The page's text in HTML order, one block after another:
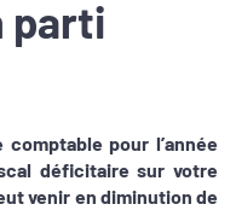
parti
pour l’année
déficitaire sur votre
venir en diminution de